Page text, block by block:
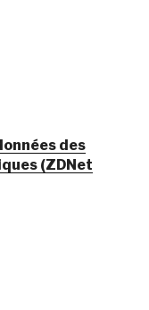
des
(ZDNet